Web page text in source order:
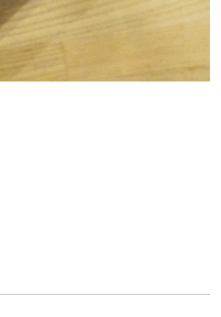
（三重県四日市市）
（三重県伊賀市）
近江市）
郡能勢町）